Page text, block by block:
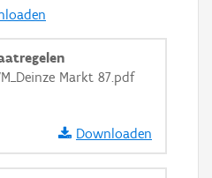
Markt 87.pdf
Downloaden